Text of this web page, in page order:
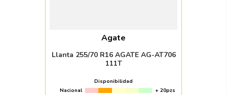
Agate
Llanta 255/70 R16 AGATE AG-AT706
111T
Disponibilidad
Nacional
+ 20pzs